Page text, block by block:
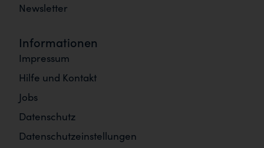
Newsletter
Informationen
Impressum
Hilfe und Kontakt
Jobs
Datenschutz
Datenschutzeinstellungen